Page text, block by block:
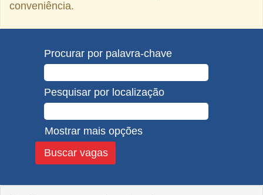
conveniência.
Procurar por palavra-chave
Pesquisar por localização
Mostrar mais opções